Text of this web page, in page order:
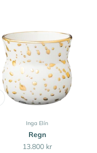
Inga Elín
Regn
Sale price
13.800 kr